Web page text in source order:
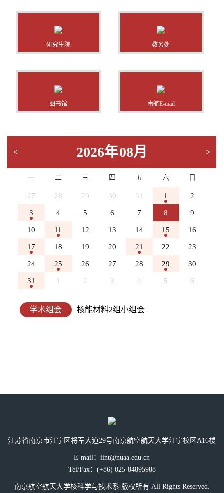
研究生院 教务处
图书馆 南航E-mail
< >
2026年08月
一 二 三 四 五 六 日
27 28 29 30 31 1
2
3
4 5 6 7 8
9
10
11 12 13 14 15
16
17
18 19 20 21 22
23
24
25 26 27 28 29
30
31
1 2 3 4 5 6
学术组会 核能材料2组小组会
江苏省南京市江宁区将军大道29号南京航空航天大学江宁校区A16楼
E-mail：iint@nuaa.edu.cn
Tel/Fax：(+86) 025-84895988
南京航空航天大学核科学与技术系 版权所有 All Rights Reserved.